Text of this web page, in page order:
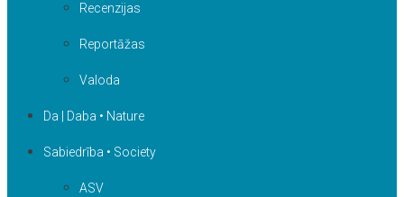
Recenzijas
Reportāžas
Valoda
Da | Daba • Nature
Sabiedrība • Society
ASV